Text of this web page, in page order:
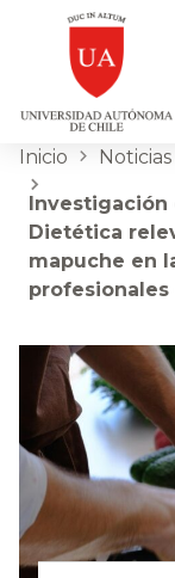
Inicio Noticias
Investigación
Dietética
mapuche en
profesionales